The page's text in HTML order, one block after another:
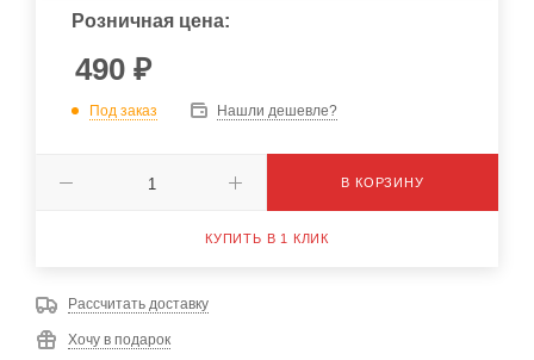
Розничная цена:
490 ₽
Под заказ Нашли дешевле?
В КОРЗИНУ
КУПИТЬ В 1 КЛИК
Рассчитать доставку
Хочу в подарок